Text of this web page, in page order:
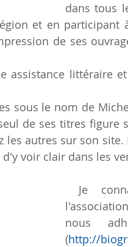
dans tous
et en participant
de ses
assistance littéraire
sous le nom de
les autres sur son
voir clair dans les
nous
(http://